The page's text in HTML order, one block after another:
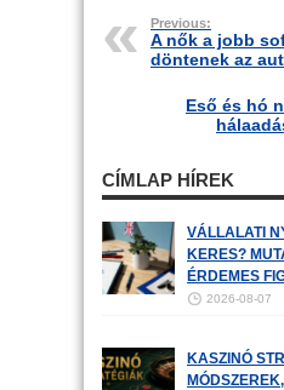
Previous:
A nők a jobb
döntenek az
Eső és hó
CÍMLAP HÍREK
VÁLLALATI
KERES?
ÉRDEMES
2026-08-07
KASZINÓ